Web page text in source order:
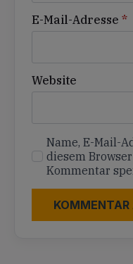
E-Mail-Adresse *
Website
Name, E-Mail-
diesem
Kommentar